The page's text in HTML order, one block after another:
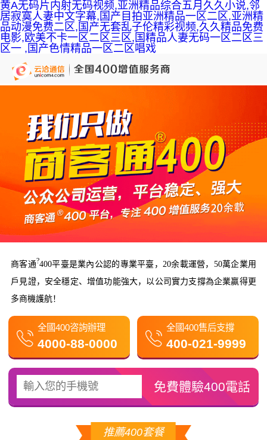
黄A无码片内射无码视频,亚洲精品综合五月久久小说,邻
居寂寞人妻中文字幕,国产目拍亚洲精品一区二区,亚洲精
品动漫免费二区,国产无套乱子伦精彩视频,久久精品免费
电影,欧美不卡一区二区三区,国精品人妻无码一区二区三
区一 ,国产色情精品一区二区唱戏
商客通?400平臺是業內公認的專業平臺，20余載運營，50萬企業用
戶見證，安全穩定、增值功能強大，以公司實力支撐為企業贏得更
多商機護航！
全國400咨詢辦理
4000-88-0000
全國400售后支撐
400-021-9999
推薦400套餐